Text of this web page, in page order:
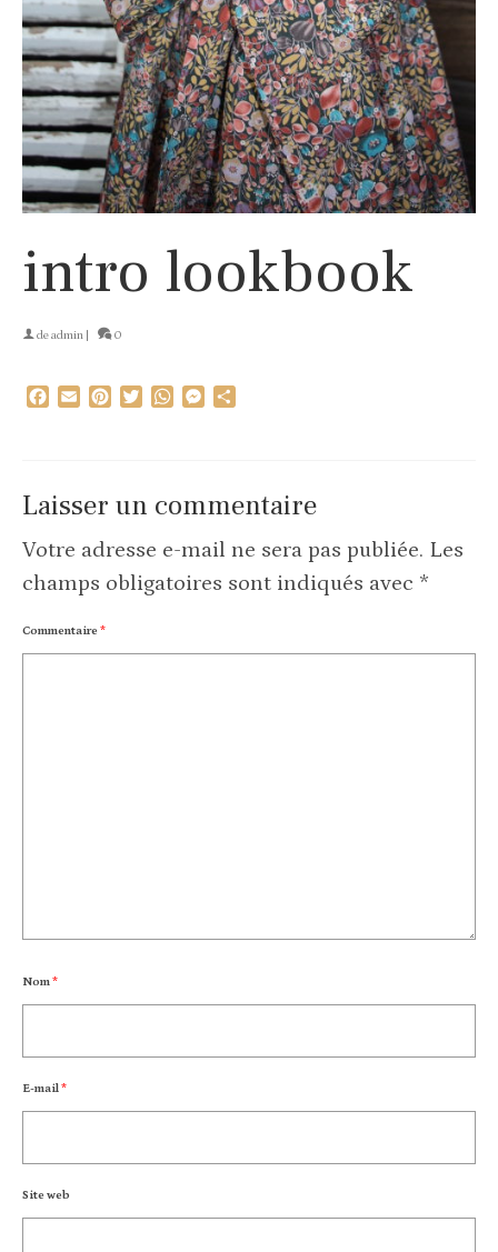
intro lookbook
deadmin 0
Facebook
EmailPinterestTwitterWhatsAppMessenger
Laisser un commentaire
Votre adresse e-mail ne sera pas publiée. Les
champs obligatoires sont indiqués avec *
Commentaire *
Nom*
E-mail*
Site web